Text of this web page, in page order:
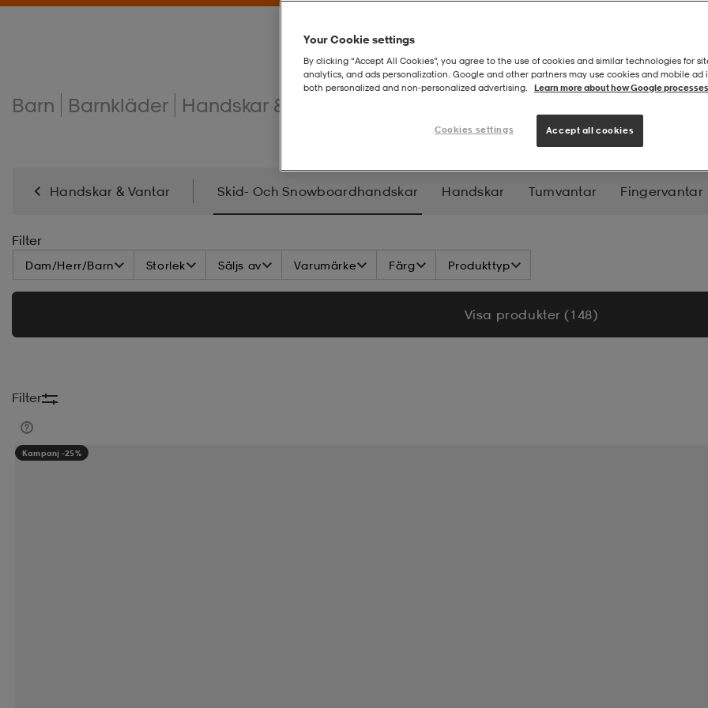
Barn Barnkläder Handskar & vantar - Barn
Handskar & Vantar Skid- Och Snowboardhandskar Handskar Tumvantar Fingervantar
Filter
Dam/Herr/Barn Storlek Säljs av Varumärke Färg Produkttyp
Visa produkter (148)
Filter
Kampanj -25%
Your Cookie settings
By clicking “Accept All Cookies”, you agree to the use of cookies and similar technologies for
analytics, and ads personalization. Google and other partners may use cookies and mobile ad
both personalized and non‑personalized advertising.
Learn more about how Google
Cookies settings Accept all cookies